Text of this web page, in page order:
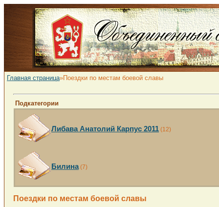
Главная страница»Поездки по местам боевой славы
Подкатегории
Либава Анатолий Карпус 2011 (12)
Билина(7)
Поездки по местам боевой славы